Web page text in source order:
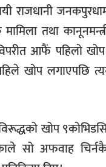
राजधानी
तथा
आफैं पहिलो
खोप लगाएपछि
खोप
सो अफवाह